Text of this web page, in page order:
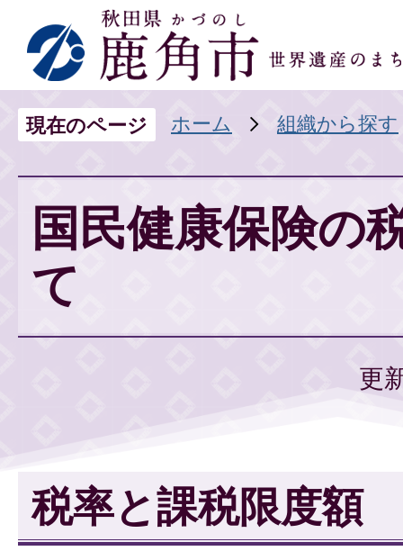
現在のページ ホーム 組織から探す
国民健康保険の
て
更
税率と課税限度額